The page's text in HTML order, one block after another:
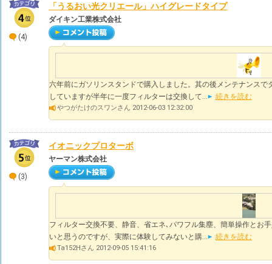
(4)
「うるおい光クリエール」ハイグレードタイプ
ダイキン工業株式会社
六年前にガソリンスタンドで購入しました。其の後メンテナンス
していますが半年に一度フィルターは交換して...
続きを読む
やつがたけのスワンさん 2012-06-03 12:32:00
(3)
イオニックプロターボ
ヤーマン株式会社
フィルター交換不要、静音、省エネ､パワフル集塵、簡単操作とお
いと思うのですが、実際に体験してみないと購...
続きを読む
Ta152Hさん 2012-09-05 15:41:16